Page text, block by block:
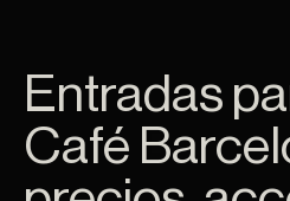
Entradas
Café